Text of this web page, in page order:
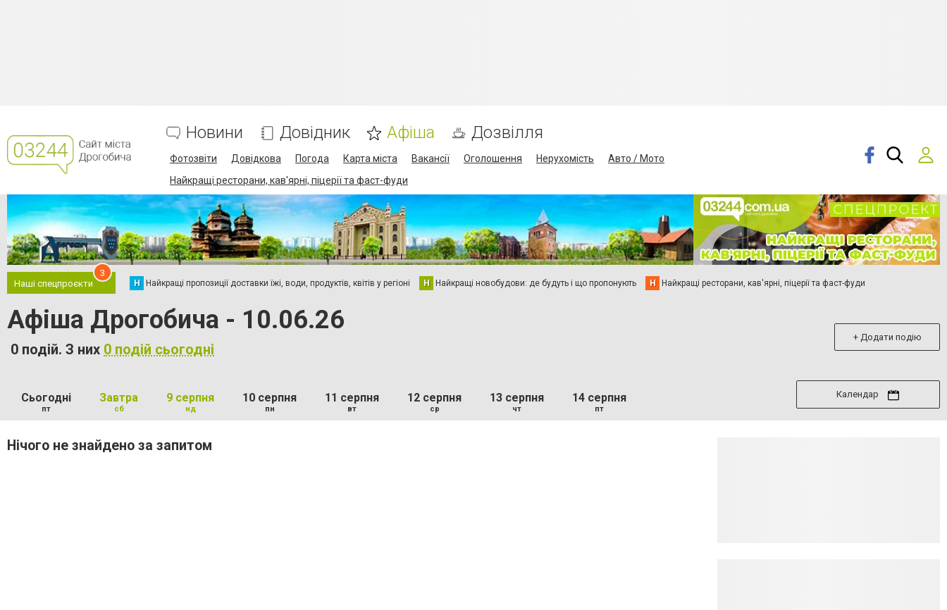
Новини Довідник Афіша Дозвілля
Фотозвіти Довідкова Погода Карта міста Вакансії Оголошення Нерухомість
Авто / Мото
Найкращі ресторани, кав'ярні, піцерії та фаст-фуди
Наші спецпроєкти
3
Н Найкращі пропозиції доставки їжі, води, продуктів, квітів у регіоні Н Найкращі новобудови: де будуть і що пропонують Н Найкращі ресторани, кав'ярні, піцерії та фаст-фуди
Афіша Дрогобича - 10.06.26
0 подій. З них 0 подій сьогодні
+ Додати подію
Сьогодні
пт
Завтра
сб
9 серпня
нд
10 серпня
пн
11 серпня
вт
12 серпня
ср
13 серпня
чт
14 серпня
пт
Календар
Нічого не знайдено за запитом